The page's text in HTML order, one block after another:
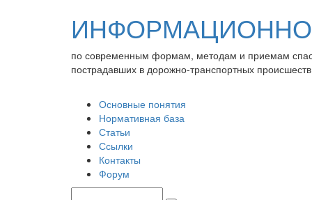
по современным формам, методам и приемам
пострадавших в дорожно-транспортных
Основные понятия
Нормативная база
Статьи
Ссылки
Контакты
Форум